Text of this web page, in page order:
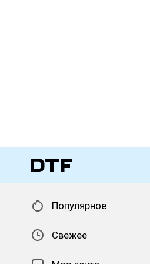
Популярное
Свежее